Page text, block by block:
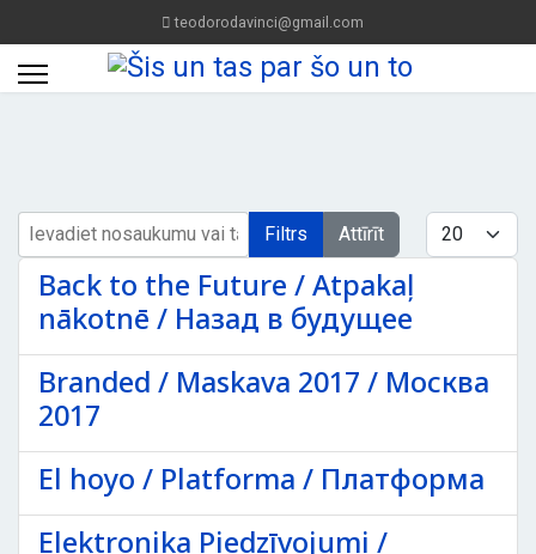
teodorodavinci@gmail.com
Ievadiet nosaukumu vai tā daļu
Filtrs Attīrīt
Rādīt #
Back to the Future / Atpakaļ
nākotnē / Назад в будущее
Branded / Maskava 2017 / Москва
2017
El hoyo / Platforma / Платформа
Elektronika Piedzīvojumi /